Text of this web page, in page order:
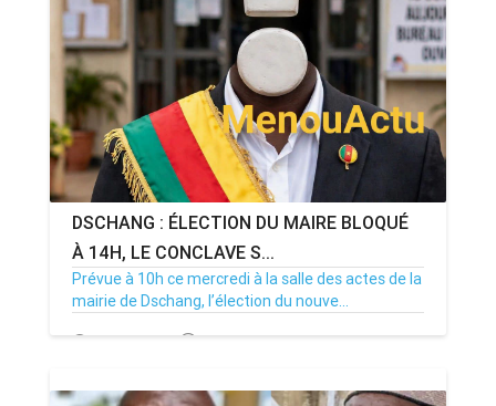
DSCHANG : ÉLECTION DU MAIRE BLOQUÉ
À 14H, LE CONCLAVE S...
Prévue à 10h ce mercredi à la salle des actes de la
mairie de Dschang, l’élection du nouve...
15/07/26 Par MenouActu 0